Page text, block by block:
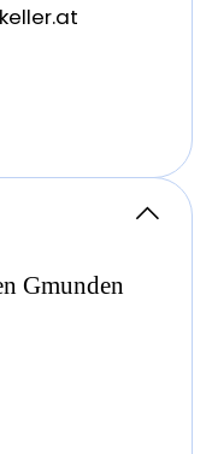
Gmunden